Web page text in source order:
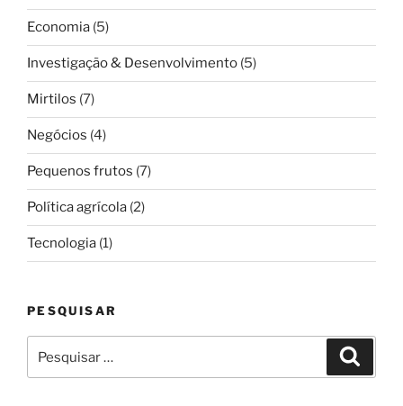
Economia (5)
Investigação & Desenvolvimento (5)
Mirtilos (7)
Negócios (4)
Pequenos frutos (7)
Política agrícola (2)
Tecnologia (1)
PESQUISAR
por: